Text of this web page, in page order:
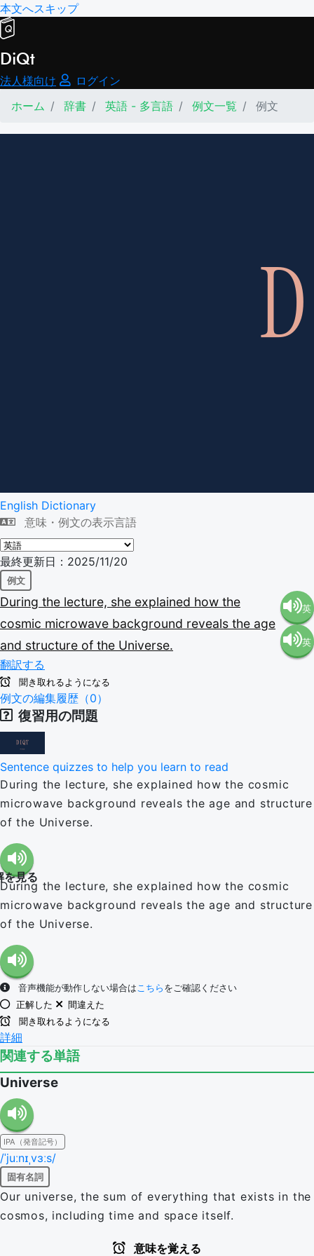
本文へスキップ
DiQt
法人様向け
ログイン
ホーム
辞書 英語 - 多言語 例文一覧 例文
English Dictionary
意味・例文の表示言語
最終更新日：2025/11/20
例文
During the lecture, she explained how the
cosmic microwave background reveals the age
and structure of the Universe.
翻訳する
英
語（米
英
(en-GB)
聞き取れるようになる
例文の編集履歴（0）
復習用の問題
Sentence quizzes to help you learn to read
During the lecture, she explained how the cosmic
microwave background reveals the age and structure
of the Universe.
を見る
During the lecture, she explained how the cosmic
microwave background reveals the age and structure
of the Universe.
音声機能が動作しない場合はこちら をご確認ください
正解した
間違えた
聞き取れるようになる
詳細
関連する単語
Universe
IPA（発音記号）
/ˈjuːnɪˌvɜːs/
固有名詞
Our universe, the sum of everything that exists in the
cosmos, including time and space itself.
意味を覚える